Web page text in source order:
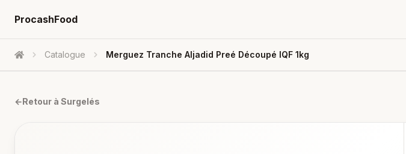
ProcashFood
Accueil Catalogue Merguez Tranche Aljadid Preé Découpé IQF 1kg
←Retour à Surgelés